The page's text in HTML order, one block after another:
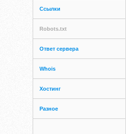
Ссылки
Robots.txt
Ответ сервера
Whois
Хостинг
Разное